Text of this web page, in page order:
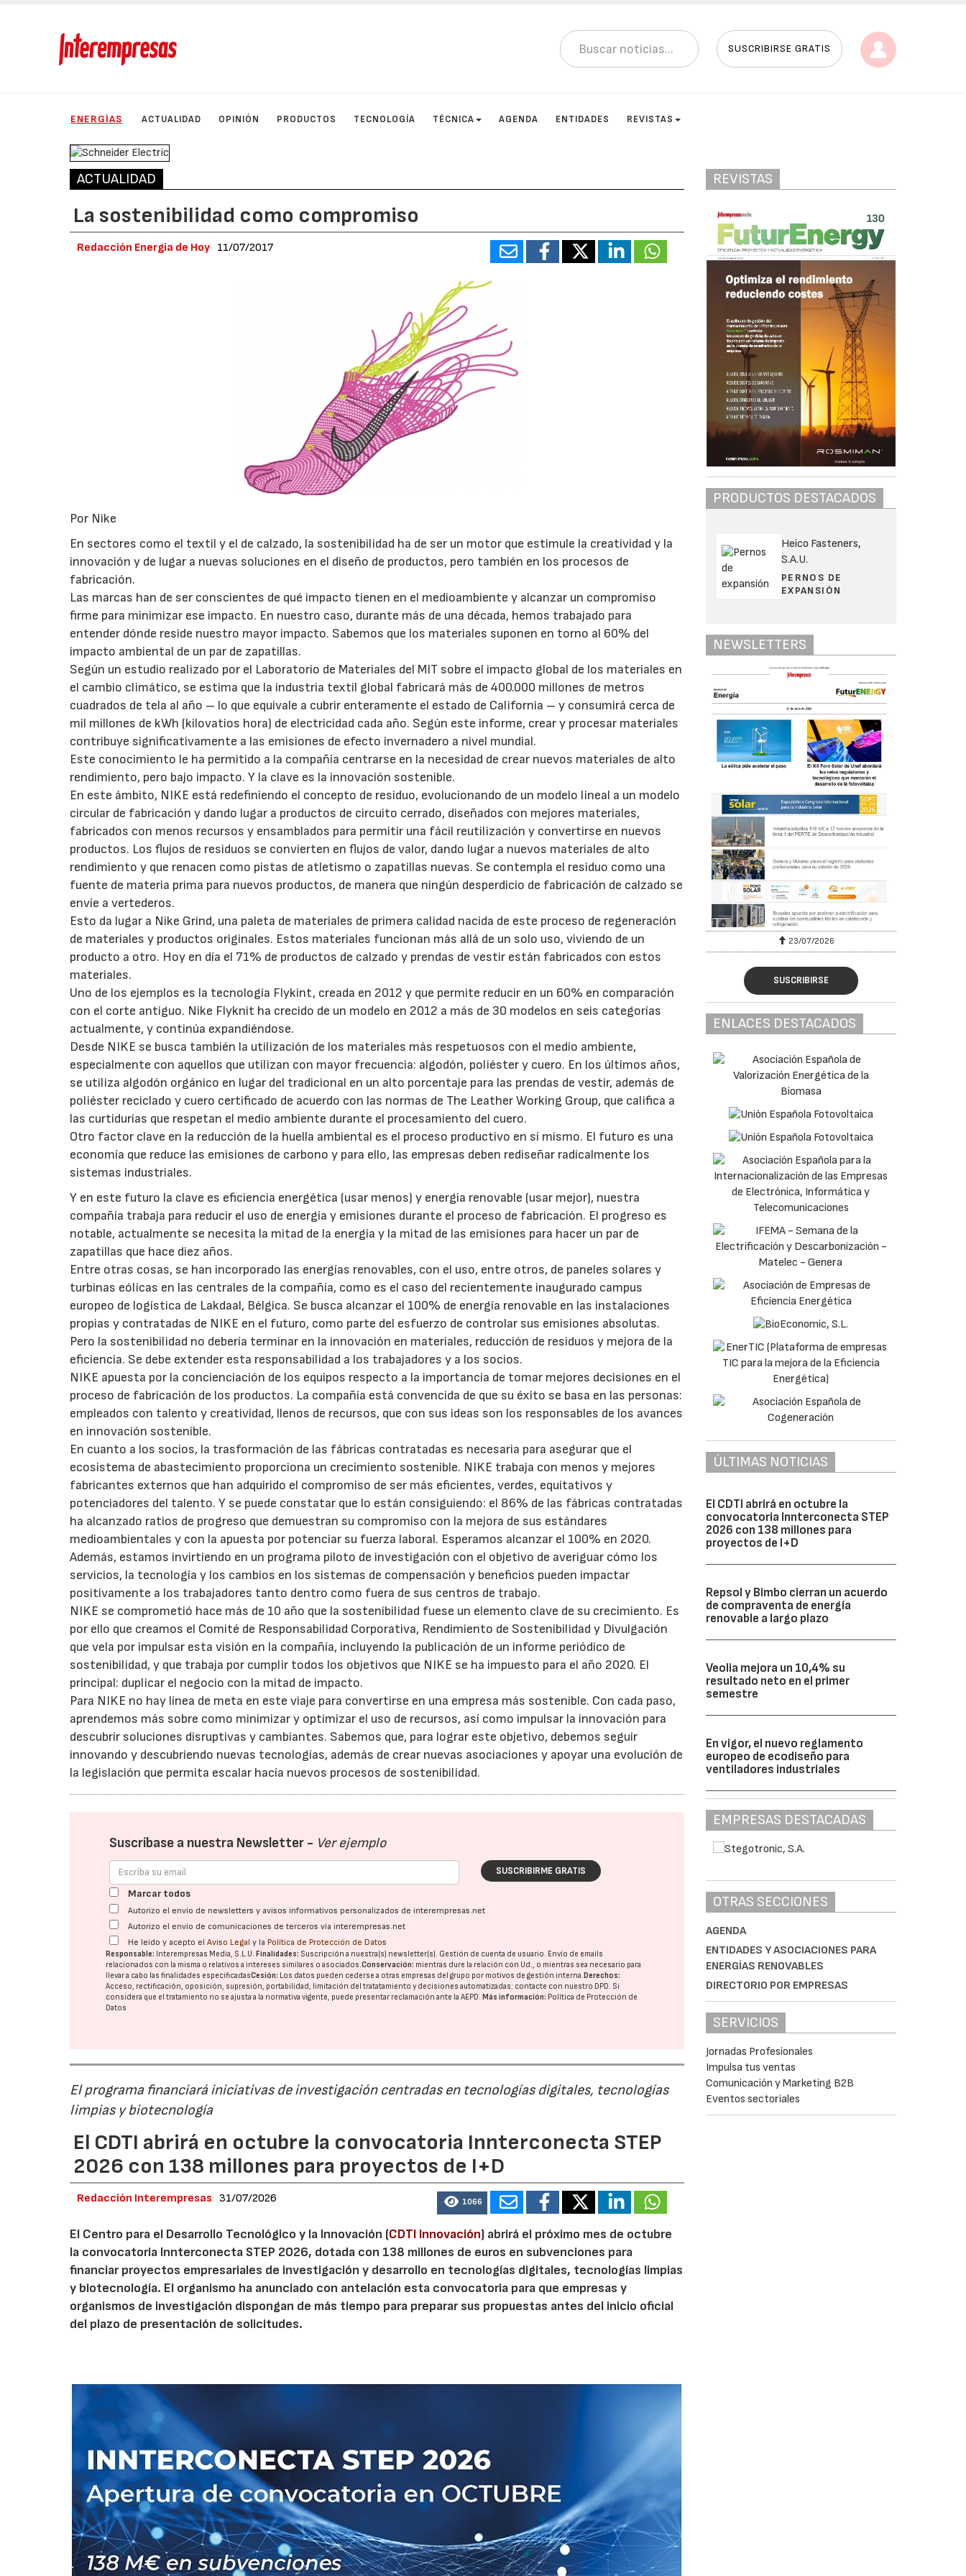
SUSCRIBIRSE GRATIS
ENERGÍAS ACTUALIDAD OPINIÓN PRODUCTOS TECNOLOGÍA TÉCNICA AGENDA ENTIDADES REVISTAS
ACTUALIDAD
La sostenibilidad como compromiso
Redacción Energía de Hoy 11/07/2017
Por Nike
En sectores como el textil y el de calzado, la sostenibilidad ha de ser un motor que estimule la creatividad y la
innovación y de lugar a nuevas soluciones en el diseño de productos, pero también en los procesos de
fabricación.
Las marcas han de ser conscientes de qué impacto tienen en el medioambiente y alcanzar un compromiso
firme para minimizar ese impacto. En nuestro caso, durante más de una década, hemos trabajado para
entender dónde reside nuestro mayor impacto. Sabemos que los materiales suponen en torno al 60% del
impacto ambiental de un par de zapatillas.
Según un estudio realizado por el Laboratorio de Materiales del MIT sobre el impacto global de los materiales en
el cambio climático, se estima que la industria textil global fabricará más de 400.000 millones de metros
cuadrados de tela al año – lo que equivale a cubrir enteramente el estado de California – y consumirá cerca de
mil millones de kWh (kilovatios hora) de electricidad cada año. Según este informe, crear y procesar materiales
contribuye significativamente a las emisiones de efecto invernadero a nivel mundial.
Este conocimiento le ha permitido a la compañía centrarse en la necesidad de crear nuevos materiales de alto
rendimiento, pero bajo impacto. Y la clave es la innovación sostenible.
En este ámbito, NIKE está redefiniendo el concepto de residuo, evolucionando de un modelo lineal a un modelo
circular de fabricación y dando lugar a productos de circuito cerrado, diseñados con mejores materiales,
fabricados con menos recursos y ensamblados para permitir una fácil reutilización y convertirse en nuevos
productos. Los flujos de residuos se convierten en flujos de valor, dando lugar a nuevos materiales de alto
rendimiento y que renacen como pistas de atletismo o zapatillas nuevas. Se contempla el residuo como una
fuente de materia prima para nuevos productos, de manera que ningún desperdicio de fabricación de calzado se
envíe a vertederos.
Esto da lugar a Nike Grind, una paleta de materiales de primera calidad nacida de este proceso de regeneración
de materiales y productos originales. Estos materiales funcionan más allá de un solo uso, viviendo de un
producto a otro. Hoy en día el 71% de productos de calzado y prendas de vestir están fabricados con estos
materiales.
Uno de los ejemplos es la tecnología Flykint, creada en 2012 y que permite reducir en un 60% en comparación
con el corte antiguo. Nike Flyknit ha crecido de un modelo en 2012 a más de 30 modelos en seis categorías
actualmente, y continúa expandiéndose.
Desde NIKE se busca también la utilización de los materiales más respetuosos con el medio ambiente,
especialmente con aquellos que utilizan con mayor frecuencia: algodón, poliéster y cuero. En los últimos años,
se utiliza algodón orgánico en lugar del tradicional en un alto porcentaje para las prendas de vestir, además de
poliéster reciclado y cuero certificado de acuerdo con las normas de The Leather Working Group, que califica a
las curtidurías que respetan el medio ambiente durante el procesamiento del cuero.
Otro factor clave en la reducción de la huella ambiental es el proceso productivo en sí mismo. El futuro es una
economía que reduce las emisiones de carbono y para ello, las empresas deben rediseñar radicalmente los
sistemas industriales.
Y en este futuro la clave es eficiencia energética (usar menos) y energía renovable (usar mejor), nuestra
compañía trabaja para reducir el uso de energía y emisiones durante el proceso de fabricación. El progreso es
notable, actualmente se necesita la mitad de la energía y la mitad de las emisiones para hacer un par de
zapatillas que hace diez años.
Entre otras cosas, se han incorporado las energías renovables, con el uso, entre otros, de paneles solares y
turbinas eólicas en las centrales de la compañía, como es el caso del recientemente inaugurado campus
europeo de logística de Lakdaal, Bélgica. Se busca alcanzar el 100% de energía renovable en las instalaciones
propias y contratadas de NIKE en el futuro, como parte del esfuerzo de controlar sus emisiones absolutas.
Pero la sostenibilidad no debería terminar en la innovación en materiales, reducción de residuos y mejora de la
eficiencia. Se debe extender esta responsabilidad a los trabajadores y a los socios.
NIKE apuesta por la concienciación de los equipos respecto a la importancia de tomar mejores decisiones en el
proceso de fabricación de los productos. La compañía está convencida de que su éxito se basa en las personas:
empleados con talento y creatividad, llenos de recursos, que con sus ideas son los responsables de los avances
en innovación sostenible.
En cuanto a los socios, la trasformación de las fábricas contratadas es necesaria para asegurar que el
ecosistema de abastecimiento proporciona un crecimiento sostenible. NIKE trabaja con menos y mejores
fabricantes externos que han adquirido el compromiso de ser más eficientes, verdes, equitativos y
potenciadores del talento. Y se puede constatar que lo están consiguiendo: el 86% de las fábricas contratadas
ha alcanzado ratios de progreso que demuestran su compromiso con la mejora de sus estándares
medioambientales y con la apuesta por potenciar su fuerza laboral. Esperamos alcanzar el 100% en 2020.
Además, estamos invirtiendo en un programa piloto de investigación con el objetivo de averiguar cómo los
servicios, la tecnología y los cambios en los sistemas de compensación y beneficios pueden impactar
positivamente a los trabajadores tanto dentro como fuera de sus centros de trabajo.
NIKE se comprometió hace más de 10 año que la sostenibilidad fuese un elemento clave de su crecimiento. Es
por ello que creamos el Comité de Responsabilidad Corporativa, Rendimiento de Sostenibilidad y Divulgación
que vela por impulsar esta visión en la compañía, incluyendo la publicación de un informe periódico de
sostenibilidad, y que trabaja por cumplir todos los objetivos que NIKE se ha impuesto para el año 2020. El
principal: duplicar el negocio con la mitad de impacto.
Para NIKE no hay línea de meta en este viaje para convertirse en una empresa más sostenible. Con cada paso,
aprendemos más sobre como minimizar y optimizar el uso de recursos, así como impulsar la innovación para
descubrir soluciones disruptivas y cambiantes. Sabemos que, para lograr este objetivo, debemos seguir
innovando y descubriendo nuevas tecnologías, además de crear nuevas asociaciones y apoyar una evolución de
la legislación que permita escalar hacía nuevos procesos de sostenibilidad.
Suscríbase a nuestra Newsletter - Ver ejemplo
SUSCRIBIRME GRATIS
Marcar todos
Autorizo el envío de newsletters y avisos informativos personalizados de interempresas.net
Autorizo el envío de comunicaciones de terceros vía interempresas.net
He leído y acepto elAviso Legal y la Política de Protección de Datos
Responsable: Interempresas Media, S.L.U.Finalidades: Suscripción a nuestra(s) newsletter(s). Gestión de cuenta de usuario. Envío de emails
relacionados con la misma o relativos a intereses similares o asociados.Conservación: mientras dure la relación con Ud., o mientras sea necesario para
llevar a cabo las finalidades especificadasCesión: Los datos pueden cederse a otras empresas del grupo por motivos de gestión interna.Derechos:
Acceso, rectificación, oposición, supresión, portabilidad, limitación del tratatamiento y decisiones automatizadas: contacte con nuestro DPD. Si
considera que el tratamiento no se ajusta a la normativa vigente, puede presentar reclamación ante laAEPD.Más información: Política de Protección de
Datos
El programa financiará iniciativas de investigación centradas en tecnologías digitales, tecnologías
limpias y biotecnología
El CDTI abrirá en octubre la convocatoria Innterconecta STEP
2026 con 138 millones para proyectos de I+D
Redacción Interempresas 31/07/2026 1066
El Centro para el Desarrollo Tecnológico y la Innovación (CDTI Innovación) abrirá el próximo mes de octubre
la convocatoria Innterconecta STEP 2026, dotada con 138 millones de euros en subvenciones para
financiar proyectos empresariales de investigación y desarrollo en tecnologías digitales, tecnologías limpias
y biotecnología. El organismo ha anunciado con antelación esta convocatoria para que empresas y
organismos de investigación dispongan de más tiempo para preparar sus propuestas antes del inicio oficial
del plazo de presentación de solicitudes.
REVISTAS
PRODUCTOS DESTACADOS
Heico Fasteners,
S.A.U.
PERNOS DE
EXPANSIÓN
NEWSLETTERS
23/07/2026 30/07/2026 23/07/2026
SUSCRIBIRSE
ENLACES DESTACADOS
ÚLTIMAS NOTICIAS
El CDTI abrirá en octubre la
convocatoria Innterconecta STEP
2026 con 138 millones para
proyectos de I+D
Repsol y Bimbo cierran un acuerdo
de compraventa de energía
renovable a largo plazo
Veolia mejora un 10,4% su
resultado neto en el primer
semestre
En vigor, el nuevo reglamento
europeo de ecodiseño para
ventiladores industriales
EMPRESAS DESTACADAS
OTRAS SECCIONES
AGENDA
ENTIDADES Y ASOCIACIONES PARA
ENERGÍAS RENOVABLES
DIRECTORIO POR EMPRESAS
SERVICIOS
Jornadas Profesionales
Impulsa tus ventas
Comunicación y Marketing B2B
Eventos sectoriales